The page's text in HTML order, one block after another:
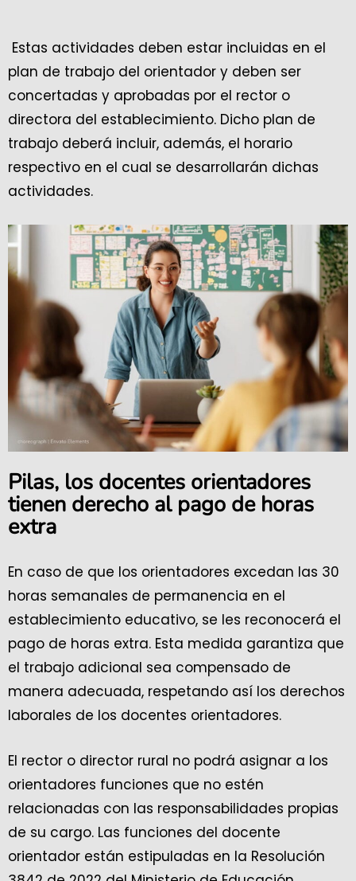
Estas actividades deben estar incluidas en el
plan de trabajo del orientador y deben ser
concertadas y aprobadas por el rector o
directora del establecimiento. Dicho plan de
trabajo deberá incluir, además, el horario
respectivo en el cual se desarrollarán dichas
actividades.
Pilas, los docentes orientadores
tienen derecho al pago de horas
extra
En caso de que los orientadores excedan las 30
horas semanales de permanencia en el
establecimiento educativo, se les reconocerá el
pago de horas extra. Esta medida garantiza que
el trabajo adicional sea compensado de
manera adecuada, respetando así los derechos
laborales de los docentes orientadores.
El rector o director rural no podrá asignar a los
orientadores funciones que no estén
relacionadas con las responsabilidades propias
de su cargo. Las funciones del docente
orientador están estipuladas en la Resolución